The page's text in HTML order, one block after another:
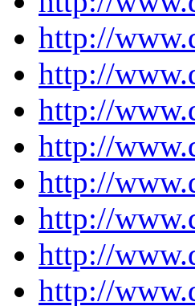
http://
http://
http://
http://
http://
http://
http://
http://